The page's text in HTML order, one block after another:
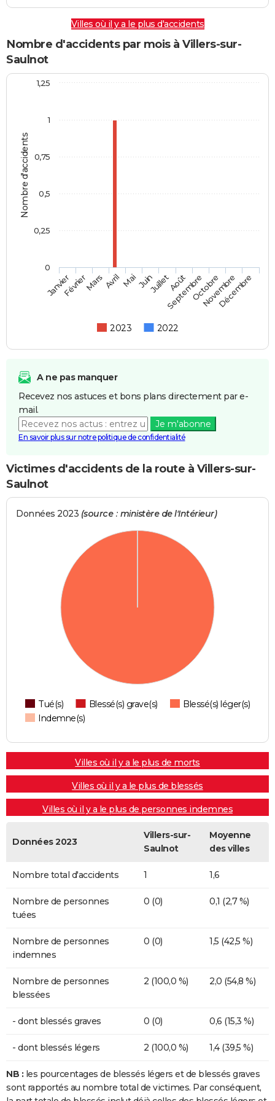
Villes où il y a le plus d'accidents
Nombre d'accidents par mois à Villers-sur-
Saulnot
Nombre d'accidents
2023 2022
JanvierFévrierMars AvrilMaiJuinJuilletAoût
SeptembreOctobre
Novembre
Décembre
0
1
0,25
0,5
0,75
1,25
A ne pas manquer
Recevez nos astuces et bons plans directement par e-
mail.
Je m'abonne
En savoir plus sur notre politique de confidentialité
Victimes d'accidents de la route à Villers-sur-
Saulnot
Données 2023 (source : ministère de l'Intérieur)
Tué(s) Blessé(s) grave(s)
Blessé(s) léger(s)
Indemne(s)
Villes où il y a le plus de morts
Villes où il y a le plus de blessés
Villes où il y a le plus de personnes indemnes
Données 2023
Villers-sur-
Saulnot
Moyenne
des villes
Nombre total d'accidents 1 1,6
Nombre de personnes
tuées
0 (0) 0,1 (2,7 %)
Nombre de personnes
indemnes
0 (0) 1,5 (42,5 %)
Nombre de personnes
blessées
2 (100,0 %) 2,0 (54,8 %)
- dont blessés graves 0 (0) 0,6 (15,3 %)
- dont blessés légers 2 (100,0 %) 1,4 (39,5 %)
NB : les pourcentages de blessés légers et de blessés graves
sont rapportés au nombre total de victimes. Par conséquent,